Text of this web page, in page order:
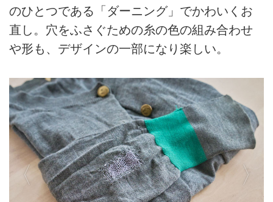
のひとつである「ダーニング」でかわいくお
直し。穴をふさぐための糸の色の組み合わせ
や形も、デザインの一部になり楽しい。